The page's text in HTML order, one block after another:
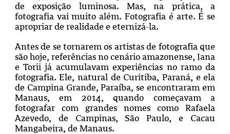
de exposição luminosa. Mas, na prática, a
fotografia vai muito além. Fotografia é arte. É se
apropriar de realidade e eternizá-la.
Antes de se tornarem os artistas de fotografia que
são hoje, referências no cenário amazonense, Iana
e Torii já acumulavam experiências no ramo da
fotografia. Ele, natural de Curitiba, Paraná, e ela
de Campina Grande, Paraíba, se encontraram em
Manaus, em 2014, quando começavam a
fotografar com grandes nomes como Rafaela
Azevedo, de Campinas, São Paulo, e Cacau
Mangabeira, de Manaus.